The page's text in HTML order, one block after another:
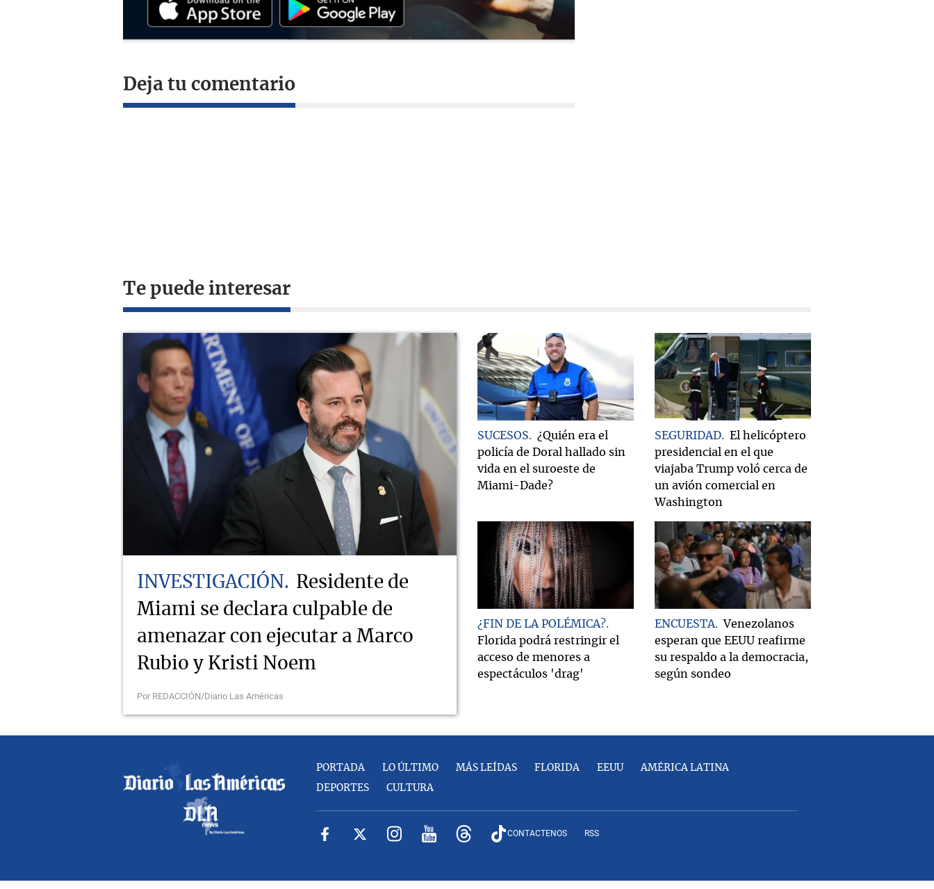
Deja tu comentario
Te puede interesar
INVESTIGACIÓN
Residente de
Miami se declara culpable de
amenazar con ejecutar a Marco
Rubio y Kristi Noem
Por REDACCIÓN/Diario Las Américas
SUCESOS
¿Quién era el
policía de Doral hallado sin
vida en el suroeste de
Miami-Dade?
SEGURIDAD
El helicóptero
presidencial en el que
viajaba Trump voló cerca de
un avión comercial en
Washington
¿FIN DE LA POLÉMICA?
Florida podrá restringir el
acceso de menores a
espectáculos 'drag'
ENCUESTA
Venezolanos
esperan que EEUU reafirme
su respaldo a la democracia,
según sondeo
PORTADA LO ÚLTIMO MÁS LEÍDAS FLORIDA EEUU AMÉRICA LATINA
DEPORTES CULTURA
CONTACTENOS RSS